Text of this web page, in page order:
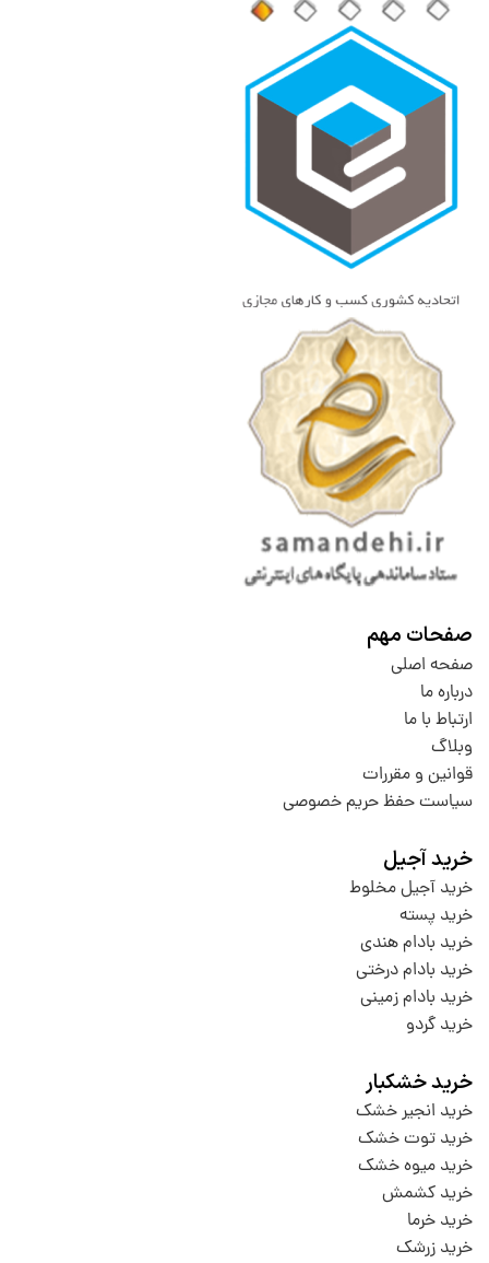
صفحات مهم
صفحه اصلی
درباره ما
ارتباط با ما
وبلاگ
قوانین و مقررات
سیاست حفظ حریم خصوصی
خرید آجیل
خرید آجیل مخلوط
خرید پسته
خرید بادام هندی
خرید بادام درختی
خرید بادام زمینی
خرید گردو
خرید خشکبار
خرید انجیر خشک
خرید توت خشک
خرید میوه خشک
خرید کشمش
خرید خرما
خرید زرشک